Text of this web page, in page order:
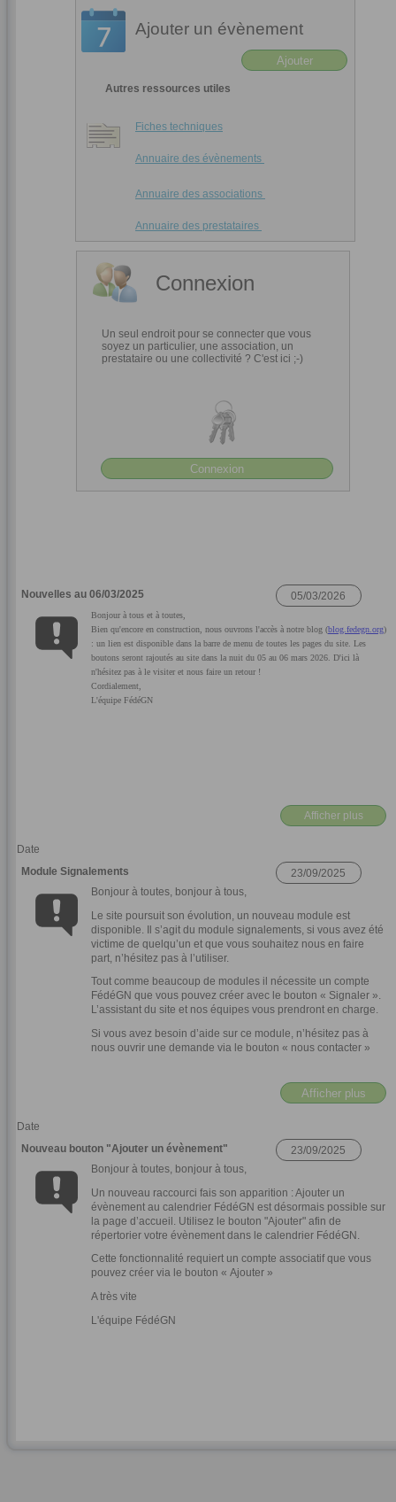
Ajouter un évènement
Ajouter
Autres ressources utiles
Fiches techniques
Annuaire des évènements
Annuaire des associations
Annuaire des prestataires
Connexion
Un seul endroit pour se connecter que vous
soyez un particulier, une association, un
prestataire ou une collectivité ? C'est ici ;-)
Connexion
Bonjour à tous et à toutes,
Bien qu'encore en construction, nous ouvrons l'accès à notre blog (blog.fedegn.org)
: un lien est disponible dans la barre de menu de toutes les pages du site. Les
boutons seront rajoutés au site dans la nuit du 05 au 06 mars 2026. D'ici là
n'hésitez pas à le visiter et nous faire un retour !
Cordialement,
L'équipe FédéGN
Afficher plus
Nouvelles au 06/03/2025
Date
Bonjour à toutes, bonjour à tous,
Le site poursuit son évolution, un nouveau module est
disponible. Il s’agit du module signalements, si vous avez été
victime de quelqu’un et que vous souhaitez nous en faire
part, n’hésitez pas à l’utiliser.
Tout comme beaucoup de modules il nécessite un compte
FédéGN que vous pouvez créer avec le bouton « Signaler ».
L’assistant du site et nos équipes vous prendront en charge.
Si vous avez besoin d’aide sur ce module, n’hésitez pas à
nous ouvrir une demande via le bouton « nous contacter »
Afficher plus
Module Signalements
Date
Bonjour à toutes, bonjour à tous,
Un nouveau raccourci fais son apparition : Ajouter un
évènement au calendrier FédéGN est désormais possible sur
la page d’accueil. Utilisez le bouton "Ajouter" afin de
répertorier votre évènement dans le calendrier FédéGN.
Cette fonctionnalité requiert un compte associatif que vous
pouvez créer via le bouton « Ajouter »
A très vite
L'équipe FédéGN
Nouveau bouton "Ajouter un évènement"